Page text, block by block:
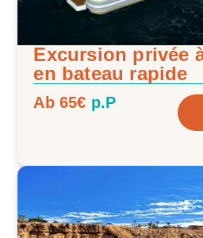
Excursion privée
en bateau rapide
Ab 65€ p.P